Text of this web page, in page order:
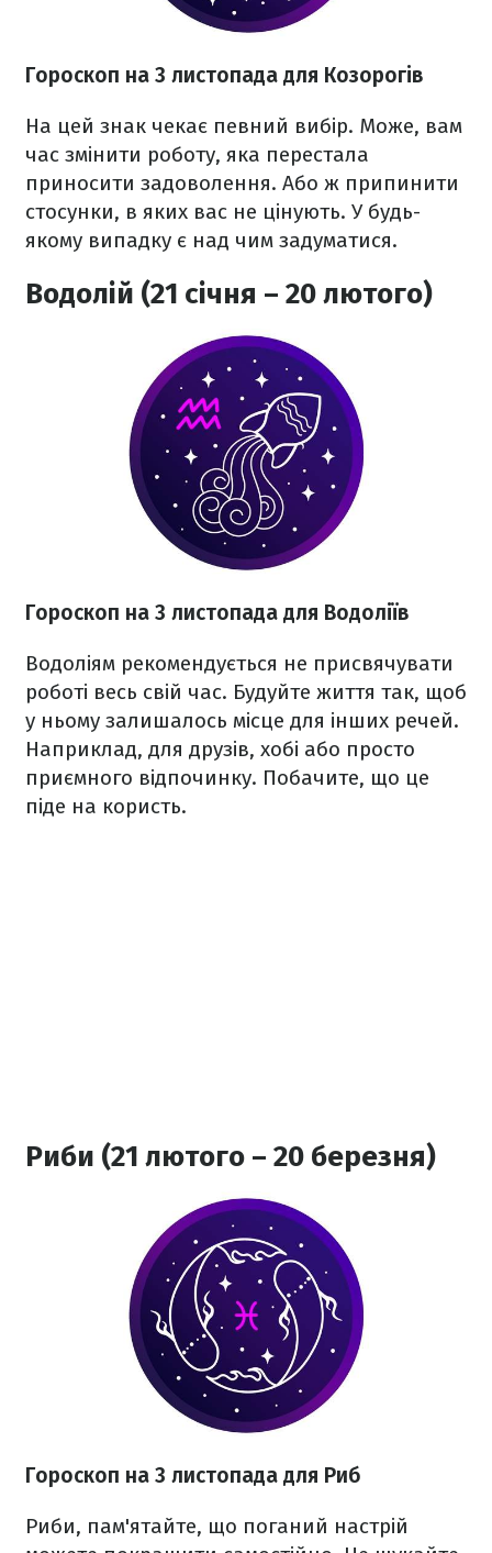
Гороскоп на 3 листопада для Козорогів
На цей знак чекає певний вибір. Може, вам
час змінити роботу, яка перестала
приносити задоволення. Або ж припинити
стосунки, в яких вас не цінують. У будь-
якому випадку є над чим задуматися.
Водолій (21 січня – 20 лютого)
Гороскоп на 3 листопада для Водоліїв
Водоліям рекомендується не присвячувати
роботі весь свій час. Будуйте життя так, щоб
у ньому залишалось місце для інших речей.
Наприклад, для друзів, хобі або просто
приємного відпочинку. Побачите, що це
піде на користь.
Риби (21 лютого – 20 березня)
Гороскоп на 3 листопада для Риб
Риби, пам'ятайте, що поганий настрій